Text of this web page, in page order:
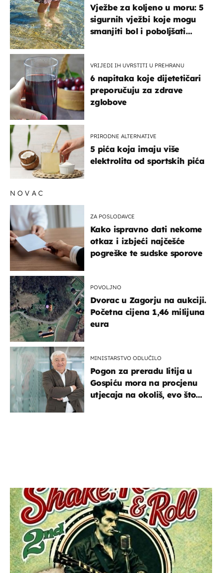
Vježbe za koljeno u moru: 5
sigurnih vježbi koje mogu
smanjiti bol i poboljšati
VRIJEDI IH UVRSTITI U PREHRANU
6 napitaka koje dijetetičari
preporučuju za zdrave
zglobove
PRIRODNE ALTERNATIVE
5 pića koja imaju više
elektrolita od sportskih pića
NOVAC
ZA POSLODAVCE
Kako ispravno dati nekome
otkaz i izbjeći najčešće
pogreške te sudske sporove
POVOLJNO
Dvorac u Zagorju na aukciji.
Početna cijena 1,46 milijuna
eura
MINISTARSTVO ODLUČILO
Pogon za preradu litija u
Gospiću mora na procjenu
utjecaja na okoliš, evo što